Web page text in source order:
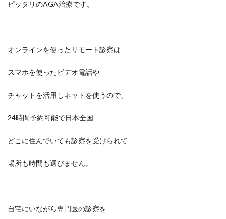
ピッタリのAGA治療です。
オンラインを使ったリモート診察は
スマホを使ったビデオ電話や
チャットを活用しネットを使うので、
24時間予約可能で日本全国
どこに住んでいても診察を受けられて
場所も時間も選びません。
自宅にいながら専門医の診察を